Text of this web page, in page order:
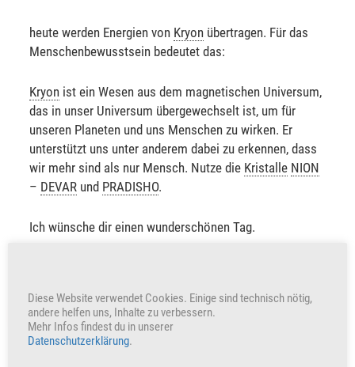
heute werden Energien von Kryon übertragen. Für das
Menschenbewusstsein bedeutet das:
Kryon ist ein Wesen aus dem magnetischen Universum,
das in unser Universum übergewechselt ist, um für
unseren Planeten und uns Menschen zu wirken. Er
unterstützt uns unter anderem dabei zu erkennen, dass
wir mehr sind als nur Mensch. Nutze die Kristalle NION
– DEVAR und PRADISHO.
Ich wünsche dir einen wunderschönen Tag.
+295 Herzen freuen auch uns
Diese Website verwendet Cookies. Einige sind technisch nötig,
andere helfen uns, Inhalte zu verbessern.
Mehr Infos findest du in unserer
Datenschutzerklärung.